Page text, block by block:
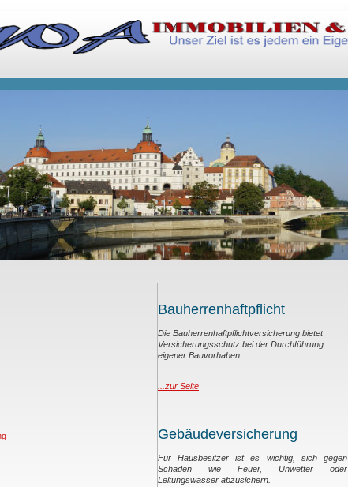
Bauherrenhaftpflicht
Die Bauherrenhaftpflichtversicherung bietet
Versicherungsschutz bei der Durchführung
eigener Bauvorhaben.
...zur Seite
Gebäudeversicherung
Für Hausbesitzer ist es wichtig, sich gegen
Schäden wie Feuer, Unwetter oder
Leitungswasser abzusichern.